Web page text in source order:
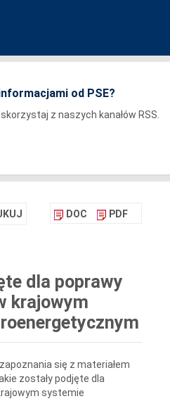
od PSE?
z naszych kanałów RSS.
DOC PDF
dla poprawy
krajowym
się z materiałem
zostały podjęte dla
systemie